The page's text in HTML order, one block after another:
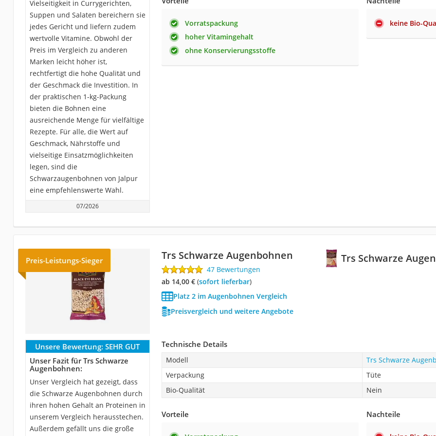
Vielseitigkeit in Currygerichten,
Suppen und Salaten bereichern sie
jedes Gericht und liefern zudem
wertvolle Vitamine. Obwohl der
Preis im Vergleich zu anderen
Marken leicht höher ist,
rechtfertigt die hohe Qualität und
der Geschmack die Investition. In
der praktischen 1-kg-Packung
bieten die Bohnen eine
ausreichende Menge für vielfältige
Rezepte. Für alle, die Wert auf
Geschmack, Nährstoffe und
vielseitige Einsatzmöglichkeiten
legen, sind die
Schwarzaugenbohnen von Jalpur
eine empfehlenswerte Wahl.
07/2026
Vorratspackung
hoher Vitamingehalt
ohne Konservierungsstoffe
keine Bio-
Trs Schwarze
Preis-Leistungs-Sieger Trs Schwarze Augenbohnen
47 Bewertungen
ab 14,00 €( Sofort lieferbar)
Platz 2 im Augenbohnen Vergleich
Preisvergleich und weitere Angebote
Unsere Bewertung: SEHR GUT
Unser Fazit für Trs Schwarze
Augenbohnen:
Unser Vergleich hat gezeigt, dass
die Schwarze Augenbohnen durch
ihren hohen Gehalt an Proteinen in
unserem Vergleich herausstechen.
Außerdem gefällt uns die große
Technische Details
Modell
Trs Schwarze
Verpackung
Tüte
Bio-Qualität
Nein
Vorteile Nachteile